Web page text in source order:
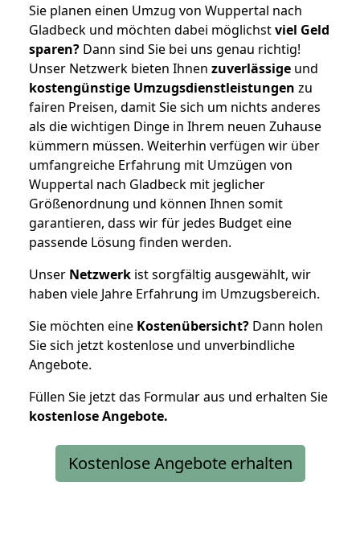
Sie planen einen Umzug von Wuppertal nach
Gladbeck und möchten dabei möglichstviel Geld
sparen? Dann sind Sie bei uns genau richtig!
Unser Netzwerk bieten Ihnen zuverlässige und
kostengünstige Umzugsdienstleistungen zu
fairen Preisen, damit Sie sich um nichts anderes
als die wichtigen Dinge in Ihrem neuen Zuhause
kümmern müssen. Weiterhin verfügen wir über
umfangreiche Erfahrung mit Umzügen von
Wuppertal nach Gladbeck mit jeglicher
Größenordnung und können Ihnen somit
garantieren, dass wir für jedes Budget eine
passende Lösung finden werden.
Unser Netzwerk ist sorgfältig ausgewählt, wir
haben viele Jahre Erfahrung im Umzugsbereich.
Sie möchten eine Kostenübersicht? Dann holen
Sie sich jetzt kostenlose und unverbindliche
Angebote.
Füllen Sie jetzt das Formular aus und erhalten Sie
kostenloseAngebote.
Kostenlose Angebote erhalten